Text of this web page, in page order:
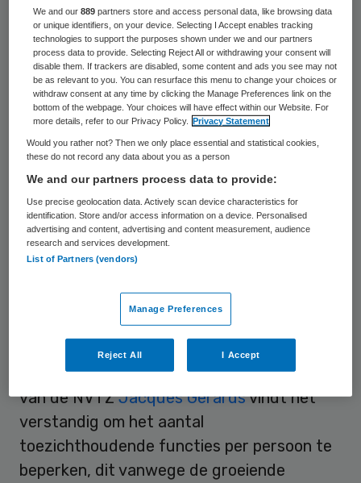
bestuur en toezicht in vennootschappen
van minister Ernst Hirsch Ballin van Justitie
voordat de Senaat met het voorstel
instemt. De regeling houdt in dat iemand
maximaal vijf toezichthoudende functies
ligt dit aantal op twee.
Nuancering maximum
De regel is opgenomen in het wetsvoorstel
(SP). Irrgang wil met de beperking van het
aantal toezichthoudende functies de
kwaliteit van het toezicht verbeteren en
het old boys network doorbreken. Directeur
van de NVTZJacques Gerardsvindt het
verstandig om het aantal
toezichthoudende functies per persoon te
beperken, dit vanwege de groeiende
We and our889 partners store and access personal data, like browsing data
or unique identifiers, on your device. Selecting I Accept enables tracking
technologies to support the purposes shown under we and our partners
process data to provide. Selecting Reject All or withdrawing your consent will
disable them. If trackers are disabled, some content and ads you see may not
be as relevant to you. You can resurface this menu to change your choices or
withdraw consent at any time by clicking the Manage Preferences link on the
bottom of the webpage. Your choices will have effect within our Website. For
more details, refer to our Privacy Policy.
Privacy Statement
Would you rather not? Then we only place essential and statistical cookies,
these do not record any data about you as a person
We and our partners process data to provide:
Use precise geolocation data. Actively scan device characteristics for
identification. Store and/or access information on a device. Personalised
advertising and content, advertising and content measurement, audience
research and services development.
List of Partners (vendors)
Manage Preferences
Reject All I Accept